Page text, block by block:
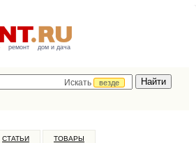
ремонт дом и дача
Искать
везде
СТАТЬИ ТОВАРЫ